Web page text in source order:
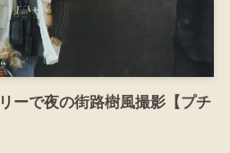
ーで夜の街路樹風撮影【プチ